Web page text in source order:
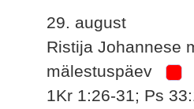
29. august
Ristija Johannese
mälestuspäev
1Kr 1:26-31; Ps